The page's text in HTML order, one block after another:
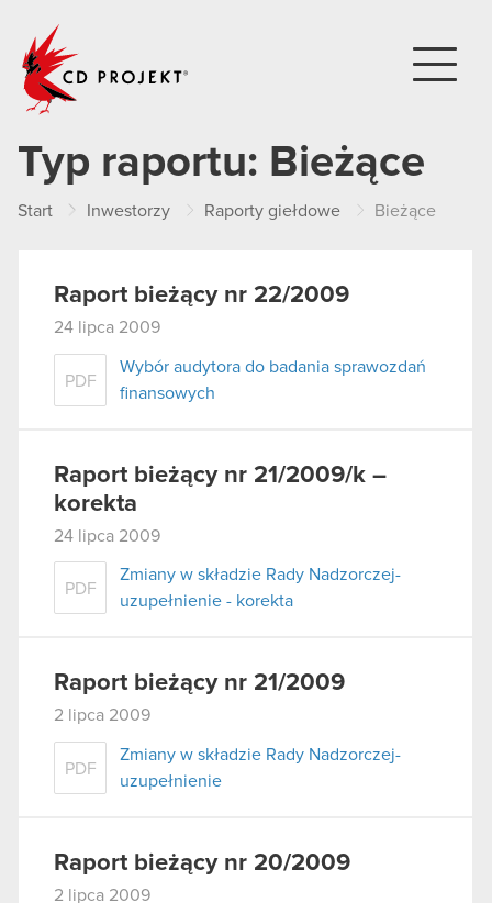
Typ raportu: Bieżące
Start Inwestorzy Raporty giełdowe Bieżące
Raport bieżący nr 22/2009
24 lipca 2009
PDF
Wybór audytora do badania sprawozdań
finansowych
Raport bieżący nr 21/2009/k –
korekta
24 lipca 2009
PDF
Zmiany w składzie Rady Nadzorczej-
uzupełnienie - korekta
Raport bieżący nr 21/2009
2 lipca 2009
PDF
Zmiany w składzie Rady Nadzorczej-
uzupełnienie
Raport bieżący nr 20/2009
2 lipca 2009